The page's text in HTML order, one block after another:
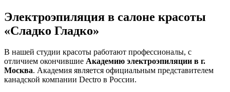
Электроэпиляция в салоне красоты
«Сладко Гладко»
В нашей студии красоты работают профессионалы, с
отличием окончившие Академию электроэпиляции в г.
Москва. Академия является официальным представителем
канадской компании Dectro в России.